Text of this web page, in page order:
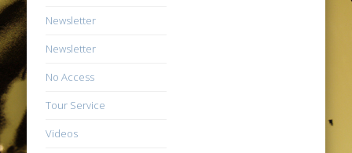
Newsletter
Newsletter
No Access
Tour Service
Videos